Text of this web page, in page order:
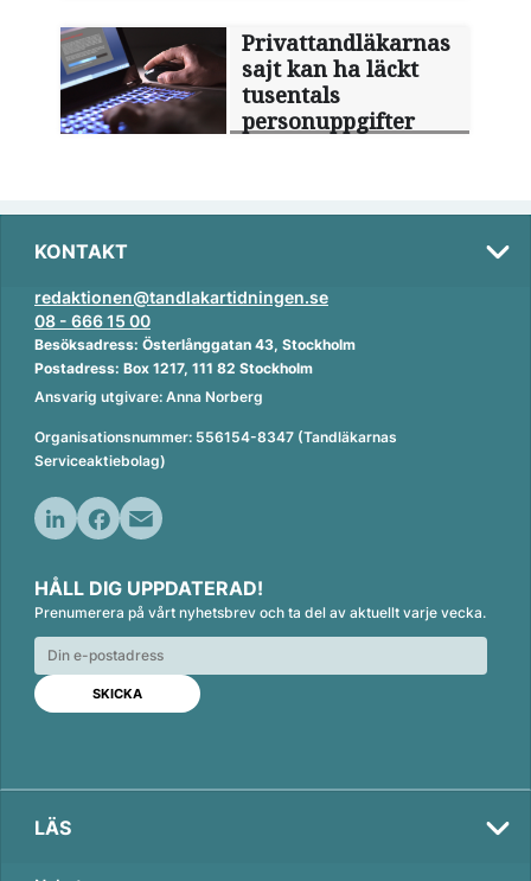
Privattandläkarnas
sajt kan ha läckt
tusentals
personuppgifter
KONTAKT
redaktionen@tandlakartidningen.se
08 - 666 15 00
Besöksadress: Österlånggatan 43, Stockholm
Postadress: Box 1217, 111 82 Stockholm
Ansvarig utgivare: Anna Norberg
Organisationsnummer: 556154-8347 (Tandläkarnas
Serviceaktiebolag)
n
k
e
d
n
c
e
b
o
o
k
a
i
l
HÅLL DIG UPPDATERAD!
Prenumerera på vårt nyhetsbrev och ta del av aktuellt varje vecka.
LÄS